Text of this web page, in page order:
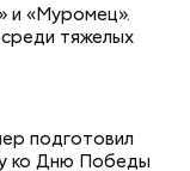
и «Муромец».
тяжелых
подготовил
ко Дню Победы